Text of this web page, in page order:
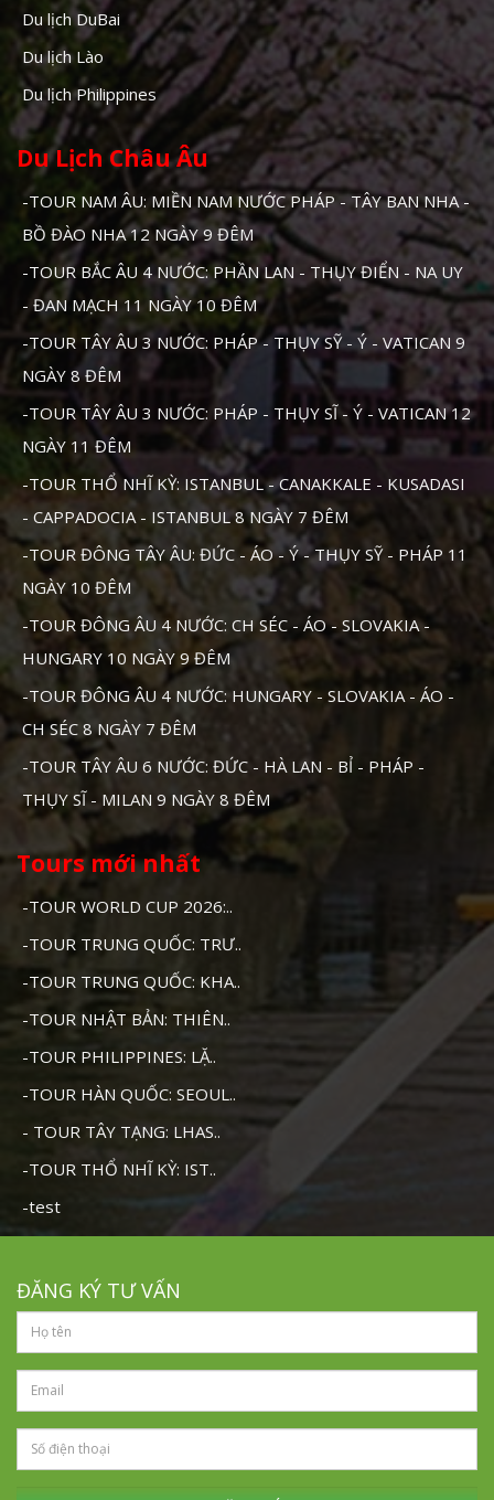
Du lịch DuBai
Du lịch Lào
Du lịch Philippines
Du Lịch Châu Âu
-TOUR NAM ÂU: MIỀN NAM NƯỚC PHÁP - TÂY BAN NHA -
BỒ ĐÀO NHA 12 NGÀY 9 ĐÊM
-TOUR BẮC ÂU 4 NƯỚC: PHẦN LAN - THỤY ĐIỂN - NA UY
- ĐAN MẠCH 11 NGÀY 10 ĐÊM
-TOUR TÂY ÂU 3 NƯỚC: PHÁP - THỤY SỸ - Ý - VATICAN 9
NGÀY 8 ĐÊM
-TOUR TÂY ÂU 3 NƯỚC: PHÁP - THỤY SĨ - Ý - VATICAN 12
NGÀY 11 ĐÊM
-TOUR THỔ NHĨ KỲ: ISTANBUL - CANAKKALE - KUSADASI
- CAPPADOCIA - ISTANBUL 8 NGÀY 7 ĐÊM
-TOUR ĐÔNG TÂY ÂU: ĐỨC - ÁO - Ý - THỤY SỸ - PHÁP 11
NGÀY 10 ĐÊM
-TOUR ĐÔNG ÂU 4 NƯỚC: CH SÉC - ÁO - SLOVAKIA -
HUNGARY 10 NGÀY 9 ĐÊM
-TOUR ĐÔNG ÂU 4 NƯỚC: HUNGARY - SLOVAKIA - ÁO -
CH SÉC 8 NGÀY 7 ĐÊM
-TOUR TÂY ÂU 6 NƯỚC: ĐỨC - HÀ LAN - BỈ - PHÁP -
THỤY SĨ - MILAN 9 NGÀY 8 ĐÊM
Tours mới nhất
-TOUR WORLD CUP 2026:..
-TOUR TRUNG QUỐC: TRƯ..
-TOUR TRUNG QUỐC: KHA..
-TOUR NHẬT BẢN: THIÊN..
-TOUR PHILIPPINES: LẶ..
-TOUR HÀN QUỐC: SEOUL..
- TOUR TÂY TẠNG: LHAS..
-TOUR THỔ NHĨ KỲ: IST..
-test
ĐĂNG KÝ TƯ VẤN